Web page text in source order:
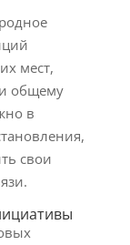
мест,
общему
в
свои